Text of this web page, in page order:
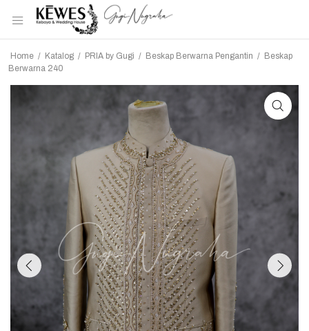
Home / Katalog / PRIA by Gugi / Beskap Berwarna Pengantin / Beskap
Berwarna 240